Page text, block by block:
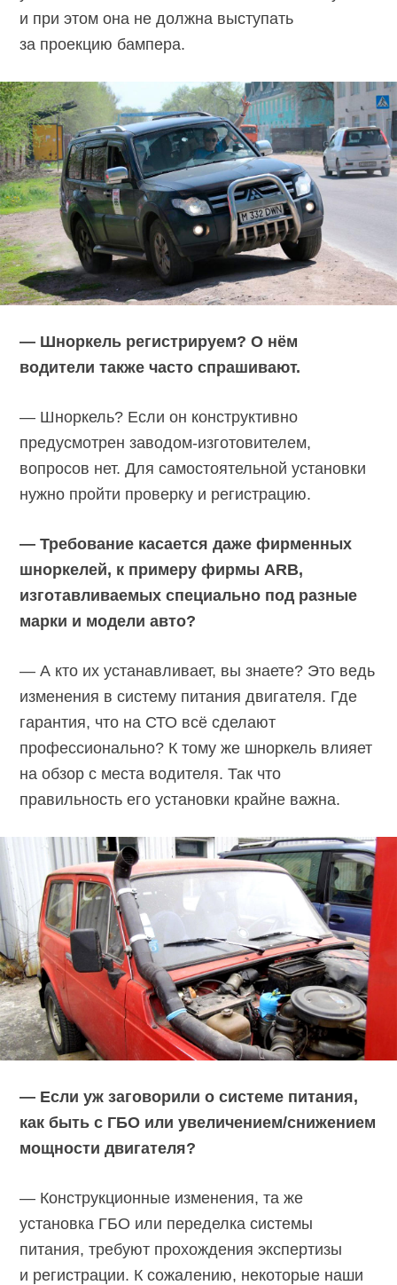
и при этом она не должна выступать
за проекцию бампера.
— Шноркель регистрируем? О нём
водители также часто спрашивают.
— Шноркель? Если он конструктивно
предусмотрен заводом-изготовителем,
вопросов нет. Для самостоятельной установки
нужно пройти проверку и регистрацию.
— Требование касается даже фирменных
шноркелей, к примеру фирмы ARB,
изготавливаемых специально под разные
марки и модели авто?
— А кто их устанавливает, вы знаете? Это ведь
изменения в систему питания двигателя. Где
гарантия, что на СТО всё сделают
профессионально? К тому же шноркель влияет
на обзор с места водителя. Так что
правильность его установки крайне важна.
— Если уж заговорили о системе питания,
как быть с ГБО или увеличением/снижением
мощности двигателя?
— Конструкционные изменения, та же
установка ГБО или переделка системы
питания, требуют прохождения экспертизы
и регистрации. К сожалению, некоторые наши